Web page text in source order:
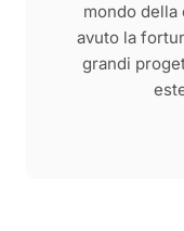
mondo
avuto la
grandi